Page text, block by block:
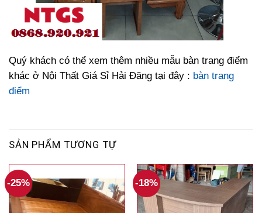
Quý khách có thể xem thêm nhiều mẫu bàn trang điểm
khác ở Nội Thất Giá Sỉ Hải Đăng tại đây : bàn trang
điểm
SẢN PHẨM TƯƠNG TỰ
-25% -18%